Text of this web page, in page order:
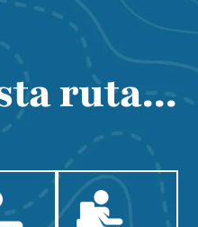
ruta...